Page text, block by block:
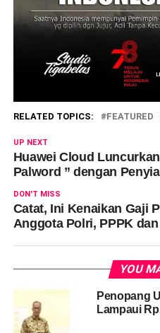
RELATED TOPICS: FEATURED
UP NEXT
Huawei Cloud
Palword ” dengan
DON'T MISS
Catat, Ini Kenaikan Gaji
Anggota Polri, PPPK
YOU
Penopang
Lampaui